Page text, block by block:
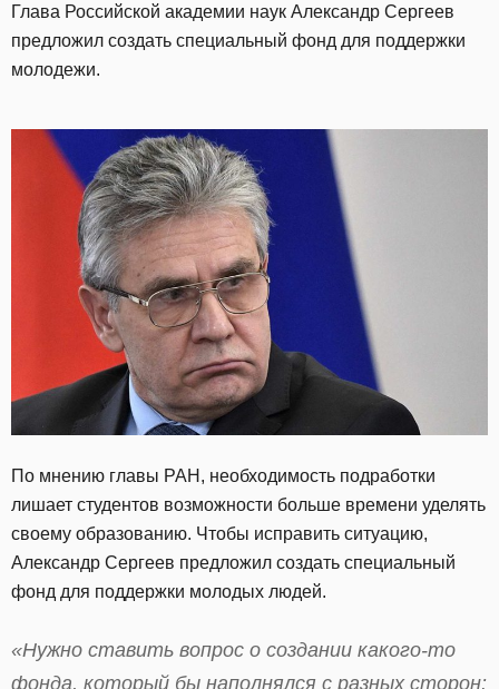
Глава Российской академии наук Александр Сергеев
предложил создать специальный фонд для поддержки
молодежи.
По мнению главы РАН, необходимость подработки
лишает студентов возможности больше времени уделять
своему образованию. Чтобы исправить ситуацию,
Александр Сергеев предложил создать специальный
фонд для поддержки молодых людей.
«Нужно ставить вопрос о создании какого-то
фонда, который бы наполнялся с разных сторон: